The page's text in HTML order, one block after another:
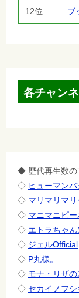
12位 ブ
各チャン
◆ 歴代再生数
◇ ヒューマン
◇ マリマリマリ
◇ マニマニピー
◇ エトラちゃん
◇ ジェルOfficial
◇ P丸様。
◇ モナ・リザ
◇ セカイノフシ